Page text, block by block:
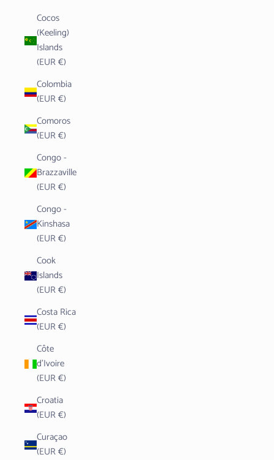
Cocos
(Keeling)
Islands
(EUR €)
Colombia
(EUR €)
Comoros
(EUR €)
Congo -
Brazzaville
(EUR €)
Congo -
Kinshasa
(EUR €)
Cook
Islands
(EUR €)
Costa Rica
(EUR €)
Côte
d’Ivoire
(EUR €)
Croatia
(EUR €)
Curaçao
(EUR €)